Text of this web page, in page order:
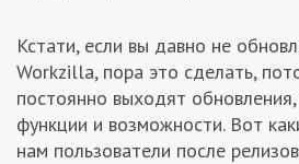
Кстати, если вы давно не
Workzilla, пора это сделать,
постоянно выходят
функции и возможности. Вот
нам пользователи после